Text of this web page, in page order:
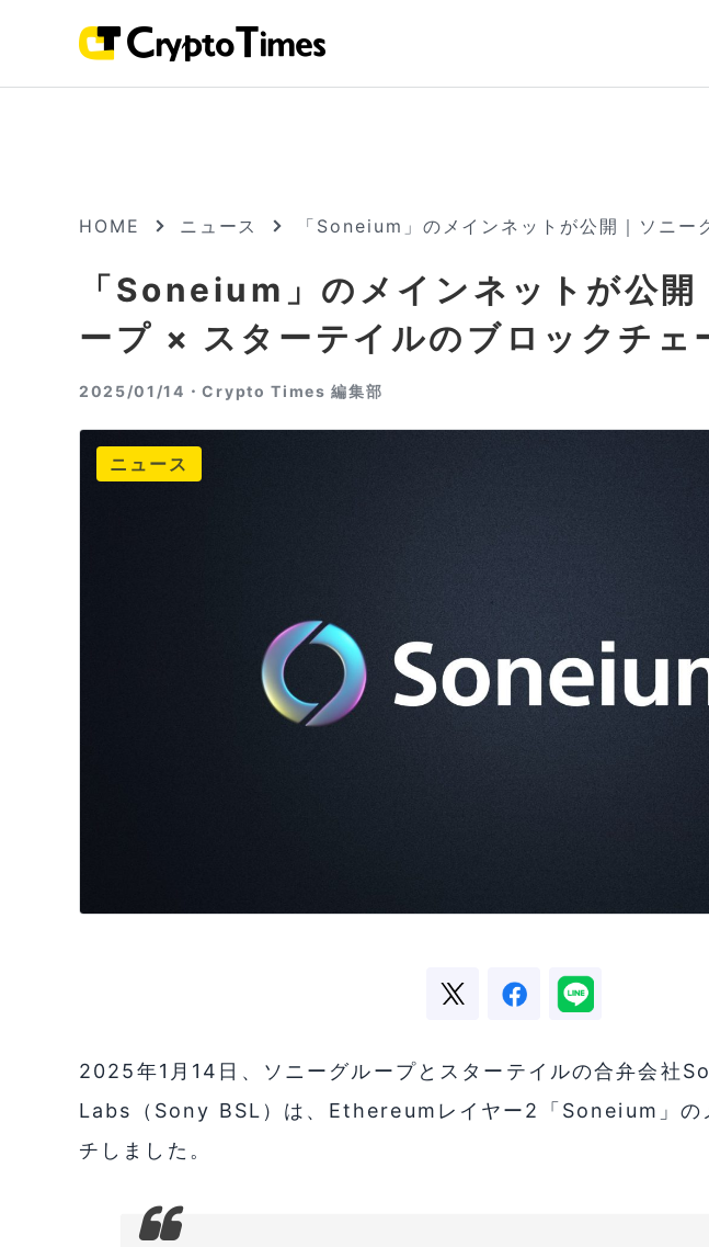
HOME ニュース 「Soneium」のメインネットが公開｜ソニ
「Soneium」のメインネットが公開
ープ × スターテイルのブロックチェ
2025/01/14・Crypto Times 編集部
ニュース
2025年1月14日、ソニーグループとスターテイルの合弁会
Labs（Sony BSL）は、Ethereumレイヤー2「Soneium」の
チしました。